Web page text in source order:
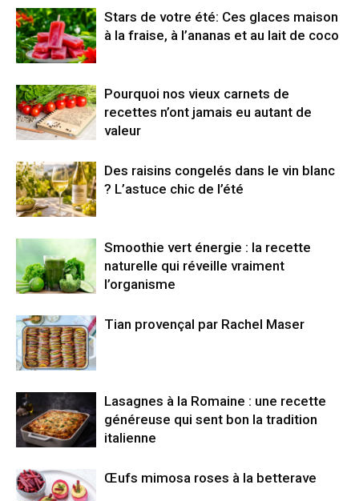
Stars de votre été: Ces glaces maison
à la fraise, à l’ananas et au lait de coco
Pourquoi nos vieux carnets de
recettes n’ont jamais eu autant de
valeur
Des raisins congelés dans le vin blanc
? L’astuce chic de l’été
Smoothie vert énergie : la recette
naturelle qui réveille vraiment
l’organisme
Tian provençal par Rachel Maser
Lasagnes à la Romaine : une recette
généreuse qui sent bon la tradition
italienne
Œufs mimosa roses à la betterave